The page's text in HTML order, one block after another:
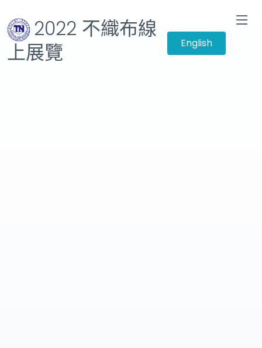
2022 不織布線
上展覽
English